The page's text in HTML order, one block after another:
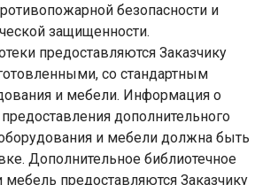
безопасности и
защищенности.
предоставляются Заказчику
со стандартным
и мебели. Информация о
дополнительного
и мебели должна быть
Дополнительное библиотечное
предоставляются Заказчику